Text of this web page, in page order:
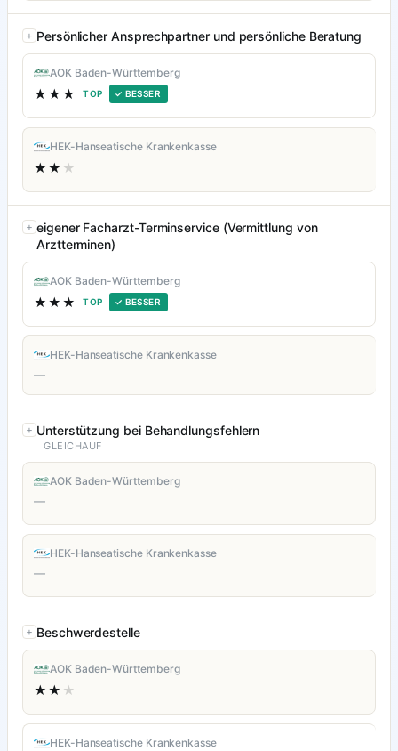
Persönlicher Ansprechpartner und persönliche Beratung
AOK Baden-Württemberg
★★★ TOP ✓ BESSER
HEK-Hanseatische Krankenkasse
★★ ★
eigener Facharzt-Terminservice (Vermittlung von
Arztterminen)
AOK Baden-Württemberg
★★★ TOP ✓ BESSER
HEK-Hanseatische Krankenkasse
—
Unterstützung bei Behandlungsfehlern
GLEICHAUF
AOK Baden-Württemberg
—
HEK-Hanseatische Krankenkasse
—
Beschwerdestelle
AOK Baden-Württemberg
★★ ★
HEK-Hanseatische Krankenkasse